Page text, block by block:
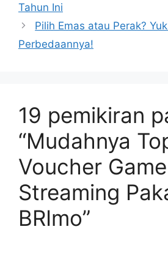
Tahun Ini
Pilih Emas atau Perak?
Perbedaannya!
19 pemikiran
“Mudahnya
Voucher
Streaming
BRImo”